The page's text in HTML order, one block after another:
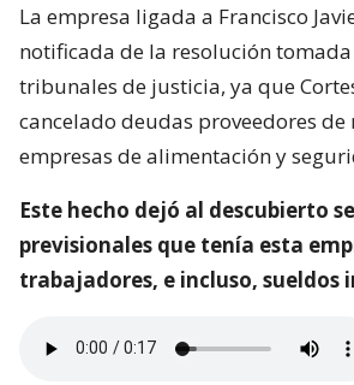
La empresa ligada a Francisco
notificada de la resolución
tribunales de justicia, ya que
cancelado deudas proveedores de
empresas de alimentación y
Este hecho dejó al descubierto
previsionales que tenía esta
trabajadores, e incluso, sueldos